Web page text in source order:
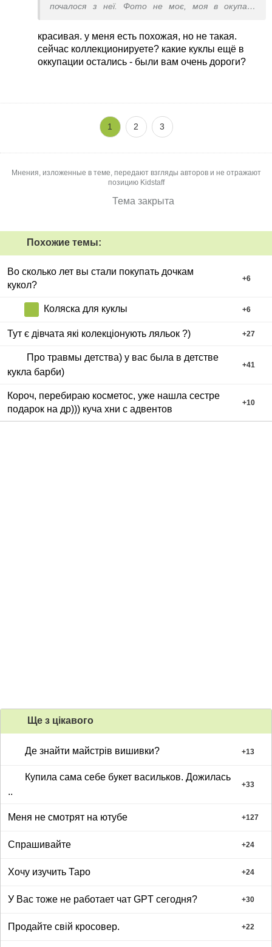
почалося з неї. Фото не моє, моя в окупації
красивая. у меня есть похожая, но не такая.
сейчас коллекционируете? какие куклы ещё в
оккупации остались - были вам очень дороги?
1 2 3
Мнения, изложенные в теме, передают взгляды авторов и не отражают
позицию Kidstaff
Тема закрыта
Похожие темы:
Во сколько лет вы стали покупать дочкам
кукол?
+6
Коляска для куклы +6
Тут є дівчата які колекціонують ляльок ?) +27
Про травмы детства) у вас была в детстве
кукла барби)
+41
Короч, перебираю косметос, уже нашла сестре
подарок на др))) куча хни с адвентов
+10
Ще з цiкавого
Де знайти майстрів вишивки? +13
Купила сама себе букет васильков. Дожилась
..
+33
Меня не смотрят на ютубе +127
Спрашивайте +24
Хочу изучить Таро +24
У Вас тоже не работает чат GPT сегодня? +30
Продайте свій кросовер. +22